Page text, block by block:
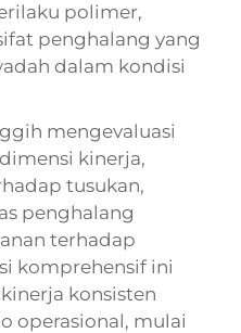
polimer,
penghalang yang
dalam kondisi
mengevaluasi
kinerja,
tusukan,
penghalang
terhadap
komprehensif ini
konsisten
operasional, mulai